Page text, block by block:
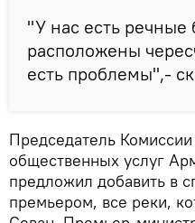
"У нас есть речные
расположены
есть проблемы",-
Председатель
общественных услуг
предложил добавить в
премьером, все реки,